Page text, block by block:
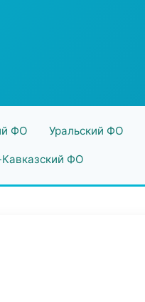
ФО Уральский ФО
ФО